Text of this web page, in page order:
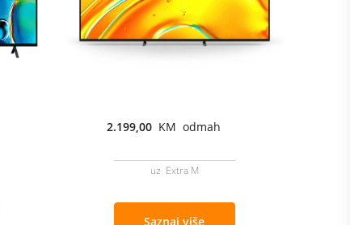
2.199,00 KM odmah
uz Extra M
Saznaj više